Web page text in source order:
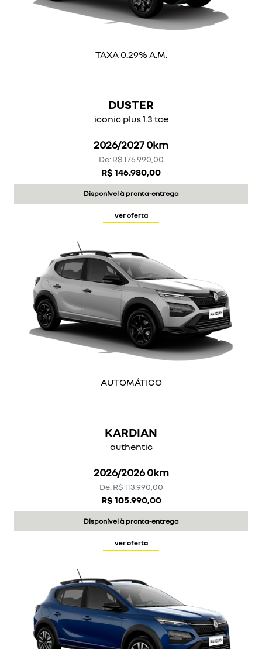
DUSTER
iconic plus 1.3 tce
TAXA 0.29% A.M.
COM USADO NA TROCA
2026/2027 0km
De: R$ 176.990,00
R$ 146.980,00
Disponível à pronta-entrega
ver oferta
KARDIAN
authentic
AUTOMÁTICO
TAXA DE 1,19% A.M.
2026/2026 0km
De: R$ 113.990,00
R$ 105.990,00
Disponível à pronta-entrega
ver oferta